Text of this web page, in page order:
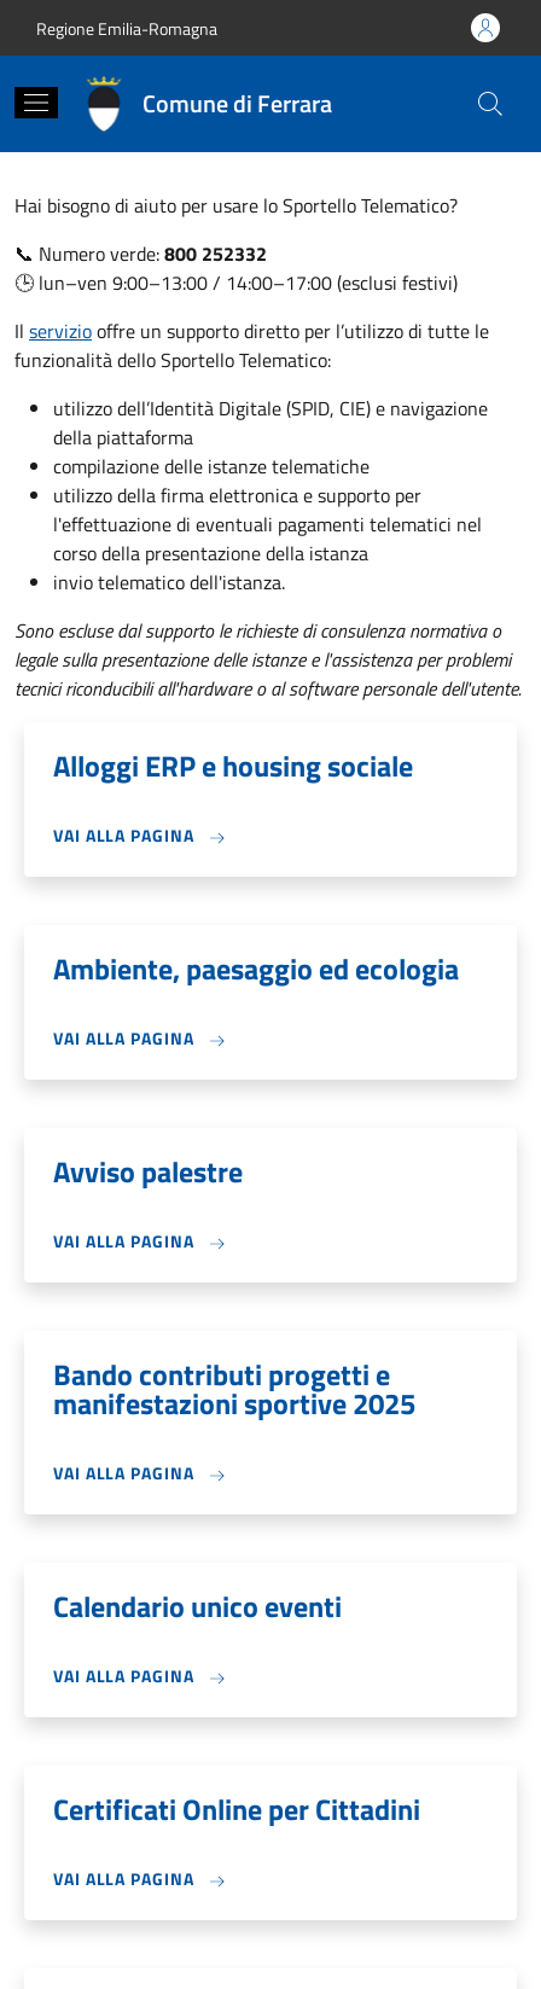
Regione Emilia-Romagna
Comune di Ferrara
Hai bisogno di aiuto per usare lo Sportello Telematico?
📞 Numero verde:800 252332
🕒 lun–ven 9:00–13:00 / 14:00–17:00 (esclusi festivi)
Il serviziooffre un supporto diretto per l’utilizzo di tutte le
funzionalità dello Sportello Telematico:
utilizzo dell’Identità Digitale (SPID, CIE) e navigazione
della piattaforma
compilazione delle istanze telematiche
utilizzo della firma elettronica e supporto per
l'effettuazione di eventuali pagamenti telematici nel
corso della presentazione della istanza
invio telematico dell'istanza.
Sono escluse dal supporto le richieste di consulenza normativa o
legale sulla presentazione delle istanze e l'assistenza per problemi
tecnici riconducibili all'hardware o al software personale dell'utente.
Alloggi ERP e housing sociale
VAI ALLA PAGINA
Ambiente, paesaggio ed ecologia
VAI ALLA PAGINA
Avviso palestre
VAI ALLA PAGINA
Bando contributi progetti e
manifestazioni sportive 2025
VAI ALLA PAGINA
Calendario unico eventi
VAI ALLA PAGINA
Certificati Online per Cittadini
VAI ALLA PAGINA